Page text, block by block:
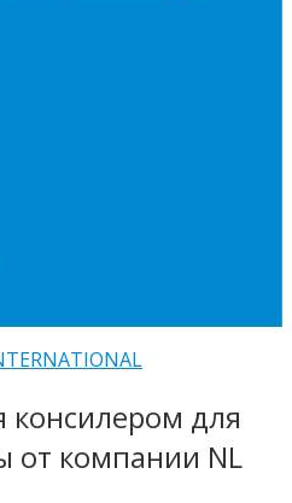
консилером для
от компании NL